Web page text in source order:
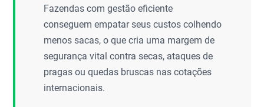
Fazendas com gestão eficiente
conseguem empatar seus custos colhendo
menos sacas, o que cria uma margem de
segurança vital contra secas, ataques de
pragas ou quedas bruscas nas cotações
internacionais.